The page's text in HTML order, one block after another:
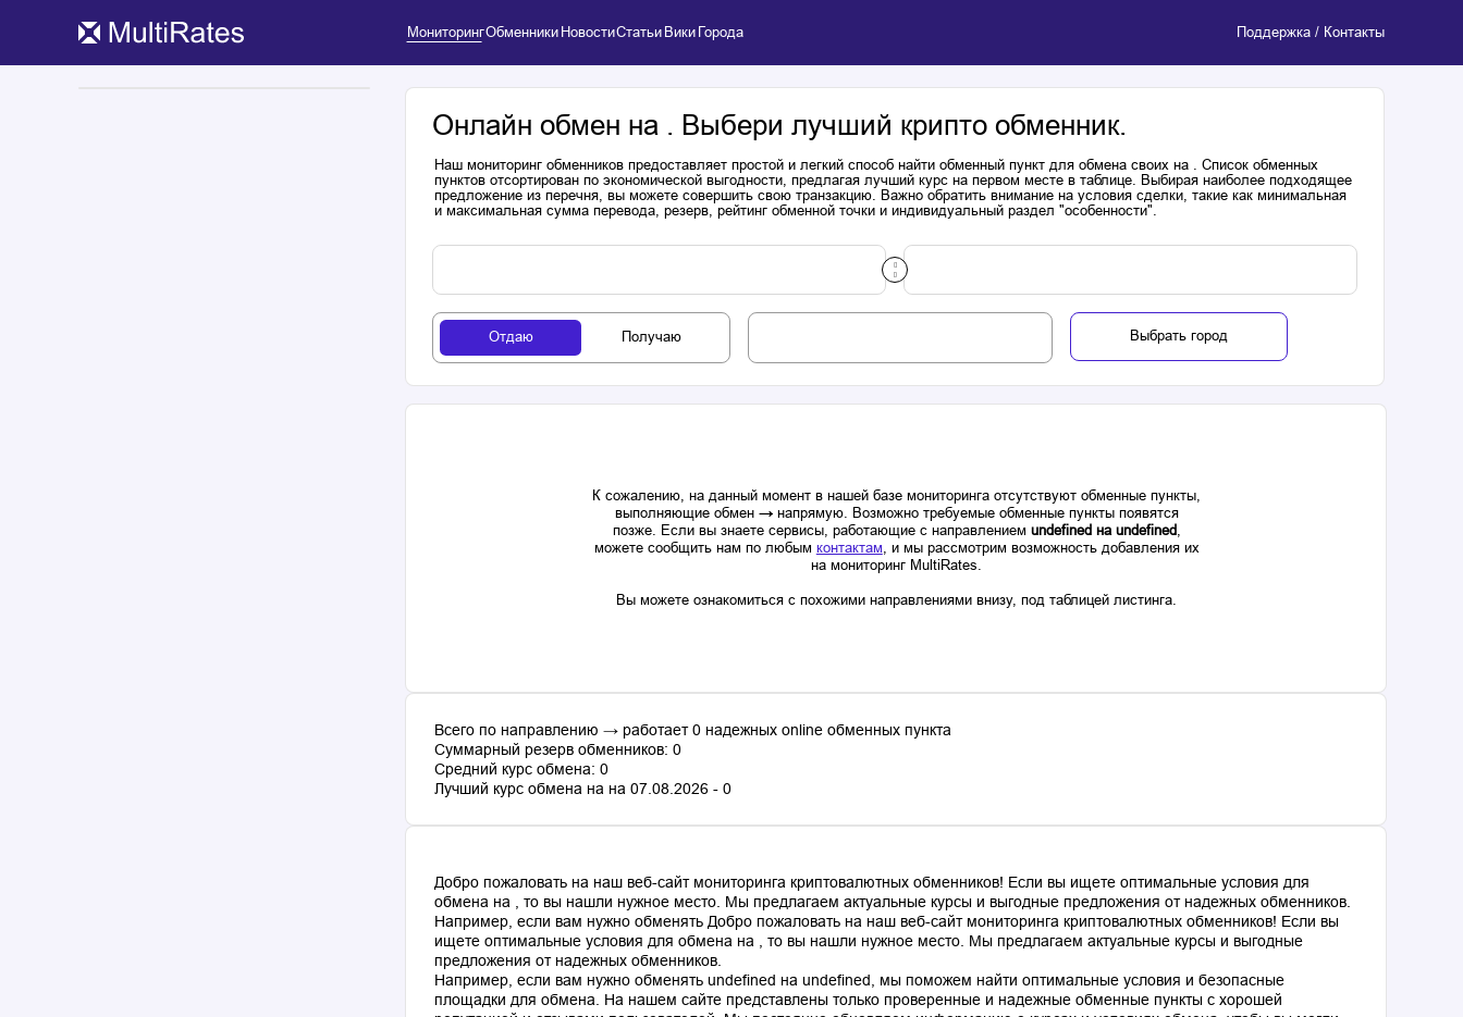
МониторингОбменники НовостиСтатьи Вики Города Поддержка / Контакты
Онлайн обмен на . Выбери лучший крипто обменник.
Наш мониторинг обменников предоставляет простой и легкий способ найти обменный пункт для обмена своих на . Список обменных
пунктов отсортирован по экономической выгодности, предлагая лучший курс на первом месте в таблице. Выбирая наиболее подходящее
предложение из перечня, вы можете совершить свою транзакцию. Важно обратить внимание на условия сделки, такие как минимальная
и максимальная сумма перевода, резерв, рейтинг обменной точки и индивидуальный раздел "особенности".
Отдаю Получаю Выбрать город
К сожалению, на данный момент в нашей базе мониторинга отсутствуют обменные пункты,
выполняющие обмен → напрямую. Возможно требуемые обменные пункты появятся
позже. Если вы знаете сервисы, работающие с направлением undefined на undefined,
можете сообщить нам по любым контактам, и мы рассмотрим возможность добавления их
на мониторинг MultiRates.
Вы можете ознакомиться с похожими направлениями внизу, под таблицей листинга.
Всего по направлению → работает 0 надежных online обменных пункта
Суммарный резерв обменников: 0
Средний курс обмена: 0
Лучший курс обмена на на 07.08.2026 - 0
Добро пожаловать на наш веб-сайт мониторинга криптовалютных обменников! Если вы ищете оптимальные условия для
обмена на , то вы нашли нужное место. Мы предлагаем актуальные курсы и выгодные предложения от надежных обменников.
Например, если вам нужно обменять Добро пожаловать на наш веб-сайт мониторинга криптовалютных обменников! Если вы
ищете оптимальные условия для обмена на , то вы нашли нужное место. Мы предлагаем актуальные курсы и выгодные
предложения от надежных обменников.
Например, если вам нужно обменять undefined на undefined, мы поможем найти оптимальные условия и безопасные
площадки для обмена. На нашем сайте представлены только проверенные и надежные обменные пункты с хорошей